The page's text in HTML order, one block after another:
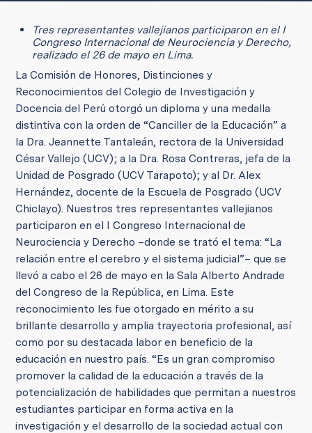
Tres representantes vallejianos participaron en el I
Congreso Internacional de Neurociencia y Derecho,
realizado el 26 de mayo en Lima.
La Comisión de Honores, Distinciones y
Reconocimientos del Colegio de Investigación y
Docencia del Perú otorgó un diploma y una medalla
distintiva con la orden de “Canciller de la Educación” a
la Dra. Jeannette Tantaleán, rectora de la Universidad
César Vallejo (UCV); a la Dra. Rosa Contreras, jefa de la
Unidad de Posgrado (UCV Tarapoto); y al Dr. Alex
Hernández, docente de la Escuela de Posgrado (UCV
Chiclayo). Nuestros tres representantes vallejianos
participaron en el I Congreso Internacional de
Neurociencia y Derecho –donde se trató el tema: “La
relación entre el cerebro y el sistema judicial”– que se
llevó a cabo el 26 de mayo en la Sala Alberto Andrade
del Congreso de la República, en Lima. Este
reconocimiento les fue otorgado en mérito a su
brillante desarrollo y amplia trayectoria profesional, así
como por su destacada labor en beneficio de la
educación en nuestro país. “Es un gran compromiso
promover la calidad de la educación a través de la
potencialización de habilidades que permitan a nuestros
estudiantes participar en forma activa en la
investigación y el desarrollo de la sociedad actual con